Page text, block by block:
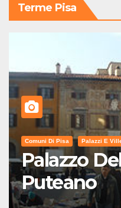
Terme Pisa
Comuni Di Pisa Palazzi E
Palazzo
Puteano